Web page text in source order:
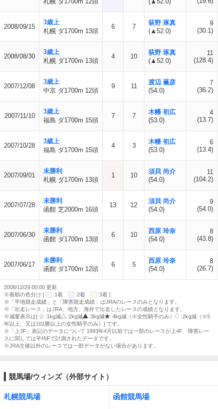
2008/09/15
3歳上
札幌 ダ1700m 13頭
6 7
荻野 琢真
(▲52.0)
9
(30.1)
2008/08/30
3歳上
札幌 ダ1700m 13頭
4 10
荻野 琢真
(▲52.0)
11
(128.4)
2007/12/08
3歳上
中京 ダ1700m 12頭
9 11
渡辺 薫彦
(54.0)
7
(36.2)
2007/11/10
3歳上
福島 ダ1700m 15頭
7 7
木幡 初広
(53.0)
4
(13.7)
2007/10/28
3歳上
福島 ダ1700m 15頭
4 3
木幡 初広
(53.0)
6
(13.4)
2007/09/01
未勝利
札幌 ダ1700m 13頭
1 10
須貝 尚介
(54.0)
11
(104.2)
2007/07/28
未勝利
函館 芝2000m 16頭
13 12
須貝 尚介
(54.0)
9
(54.0)
2007/06/30
未勝利
函館 ダ1700m 13頭
6 10
西原 玲奈
(54.0)
8
(43.8)
2007/06/17
未勝利
函館 ダ1700m 12頭
6 5
西原 玲奈
(54.0)
8
(26.7)
2008/12/29 00:00 更新
※着順の色分け [
:1着 :2着
:3着 ]
※「平地競走成績」と「障害競走成績」はJRAのレースのみとなります。
※「出走レース」はJRA、地方、海外で出走したレースの成績となります。
※減量表示は[
:1kg減 :2kg減 :3kg減 :4kg減（※女性騎手のみ）
:2kg減（※5
年以上、又は101勝以上の女性騎手のみ）] です。
※「上3F」表記のデータについて 1993年4月以前では一部のレースが上4F、障害レー
スに関しては平均Fで計測されたデータです。
※JRA主催以外のレースでは一部データがない場合があります。
競馬場/ウィンズ（外部サイト）
札幌競馬場 函館競馬場